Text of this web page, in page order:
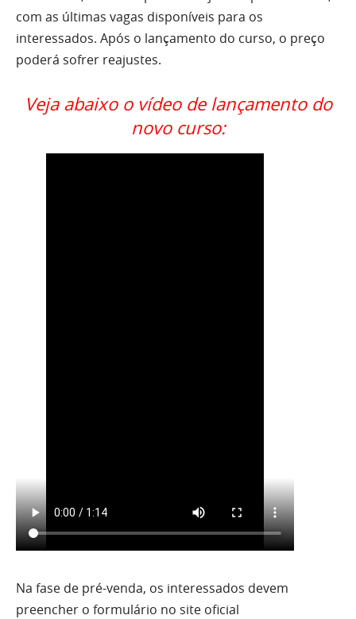
com as últimas vagas disponíveis para os
interessados. Após o lançamento do curso, o preço
poderá sofrer reajustes.
Veja abaixo o vídeo de lançamento do
novo curso:
Na fase de pré-venda, os interessados devem
preencher o formulário no site oficial